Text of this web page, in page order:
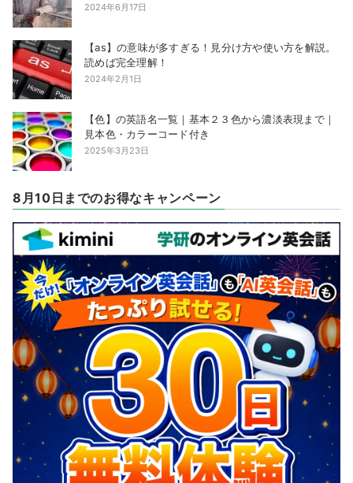
2024年6月17日
【as】の意味が多すぎる！見分け方や使い方を解説。
読めば完全理解！
2024年2月1日
【色】の英語名一覧｜基本２３色から濃淡表現まで｜
見本色・カラーコード付き
2025年3月23日
8月10日までのお得なキャンペーン